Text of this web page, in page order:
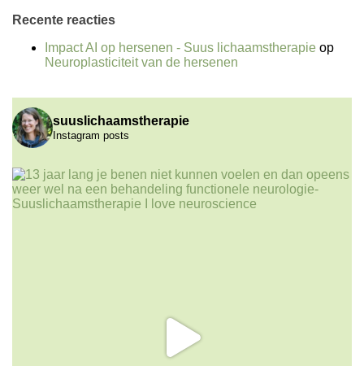
Recente reacties
Impact AI op hersenen - Suus lichaamstherapie op
Neuroplasticiteit van de hersenen
suuslichaamstherapie
Instagram posts